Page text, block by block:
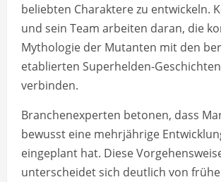
beliebten Charaktere zu entwickeln.
und sein Team arbeiten daran, die
Mythologie der Mutanten mit den
etablierten Superhelden-
verbinden.
Branchenexperten betonen, dass
bewusst eine mehrjährige
eingeplant hat. Diese
unterscheidet sich deutlich von